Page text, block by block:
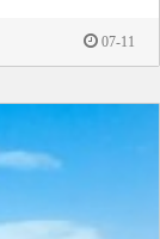
07-11